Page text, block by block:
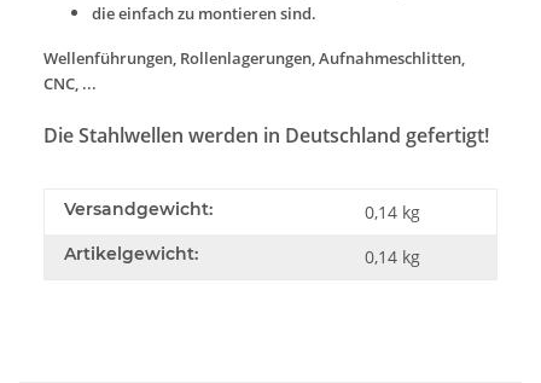
die einfach zu montieren sind.
Wellenführungen, Rollenlagerungen, Aufnahmeschlitten,
CNC, ...
Die Stahlwellen werden in Deutschland gefertigt!
Versandgewicht: 0,14 kg
Artikelgewicht: 0,14 kg